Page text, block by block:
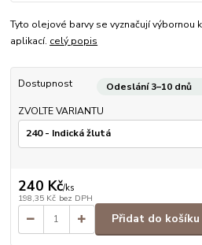
Tyto olejové barvy se vyznačují výbornou
aplikací. celý popis
Dostupnost
Odeslání 3–10 dnů
ZVOLTE VARIANTU
240 Kč/ks
198,35 Kč bez DPH
Přidat do košíku